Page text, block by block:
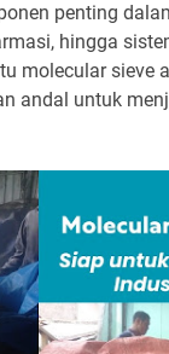
penting
hingga
molecular sieve
andal untuk